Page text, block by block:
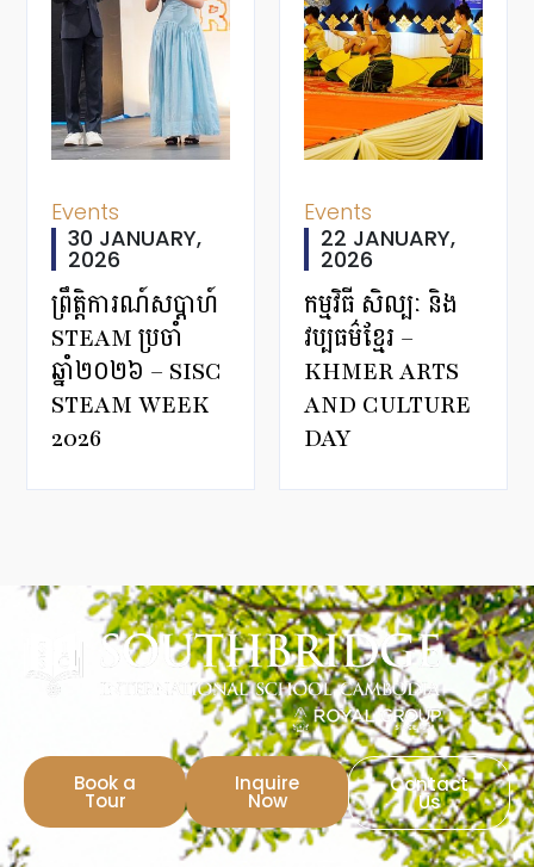
Events
30 JANUARY,
2026
ព្រឹត្តិការណ៍សប្តាហ៍
STEAM ប្រចាំ
ឆ្នាំ២០២៦ – SISC
STEAM WEEK
2026
Events
22 JANUARY,
2026
កម្មវិធី សិល្បៈ និង
វប្បធម៌ខ្មែរ –
KHMER ARTS
AND CULTURE
DAY
Book a
Tour
Inquire
Now
Contact
Us